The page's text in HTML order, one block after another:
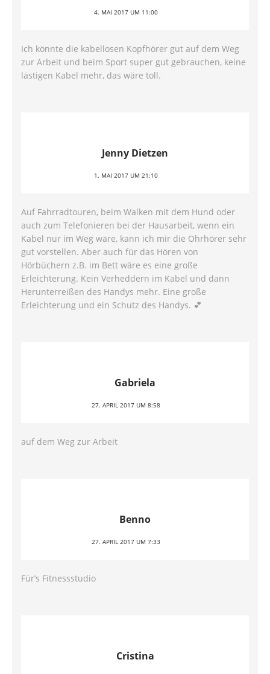
4. MAI 2017 UM 11:00
Ich könnte die kabellosen Kopfhörer gut auf dem Weg
zur Arbeit und beim Sport super gut gebrauchen, keine
lästigen Kabel mehr, das wäre toll.
Jenny Dietzen
1. MAI 2017 UM 21:10
Auf Fahrradtouren, beim Walken mit dem Hund oder
auch zum Telefonieren bei der Hausarbeit, wenn ein
Kabel nur im Weg wäre, kann ich mir die Ohrhörer sehr
gut vorstellen. Aber auch für das Hören von
Hörbüchern z.B. im Bett wäre es eine große
Erleichterung. Kein Verheddern im Kabel und dann
Herunterreißen des Handys mehr. Eine große
Erleichterung und ein Schutz des Handys. 💕
Gabriela
27. APRIL 2017 UM 8:58
auf dem Weg zur Arbeit
Benno
27. APRIL 2017 UM 7:33
Für’s Fitnessstudio
Cristina